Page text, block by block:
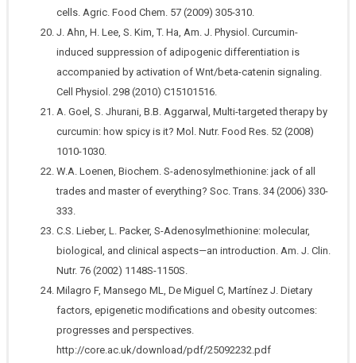
cells. Agric. Food Chem. 57 (2009) 305-310.
J. Ahn, H. Lee, S. Kim, T. Ha, Am. J. Physiol. Curcumin-
induced suppression of adipogenic differentiation is
accompanied by activation of Wnt/beta-catenin signaling.
Cell Physiol. 298 (2010) C15101516.
A. Goel, S. Jhurani, B.B. Aggarwal, Multi-targeted therapy by
curcumin: how spicy is it? Mol. Nutr. Food Res. 52 (2008)
1010-1030.
W.A. Loenen, Biochem. S-adenosylmethionine: jack of all
trades and master of everything? Soc. Trans. 34 (2006) 330-
333.
C.S. Lieber, L. Packer, S-Adenosylmethionine: molecular,
biological, and clinical aspects—an introduction. Am. J. Clin.
Nutr. 76 (2002) 1148S-1150S.
Milagro F, Mansego ML, De Miguel C, Martínez J. Dietary
factors, epigenetic modifications and obesity outcomes:
progresses and perspectives.
http://core.ac.uk/download/pdf/25092232.pdf